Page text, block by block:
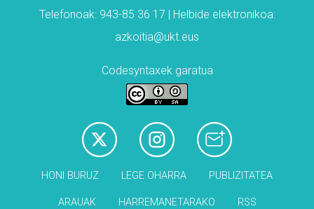
Telefonoak: 943-85 36 17 | Helbide elektronikoa:
azkoitia@ukt.eus
Codesyntaxek garatua
HONI BURUZ LEGE OHARRA PUBLIZITATEA
ARAUAK HARREMANETARAKO RSS